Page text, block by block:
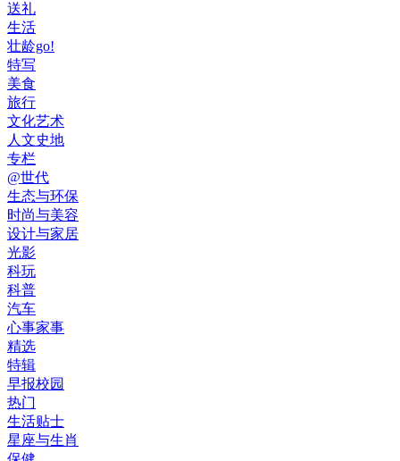
送礼
生活
壮龄go!
特写
美食
旅行
文化艺术
人文史地
专栏
@世代
生态与环保
时尚与美容
设计与家居
光影
科玩
科普
汽车
心事家事
精选
特辑
早报校园
热门
生活贴士
星座与生肖